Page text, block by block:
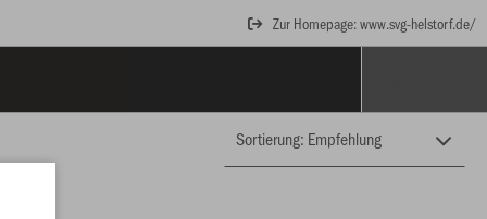
Zur Homepage: www.svg-helstorf.de/